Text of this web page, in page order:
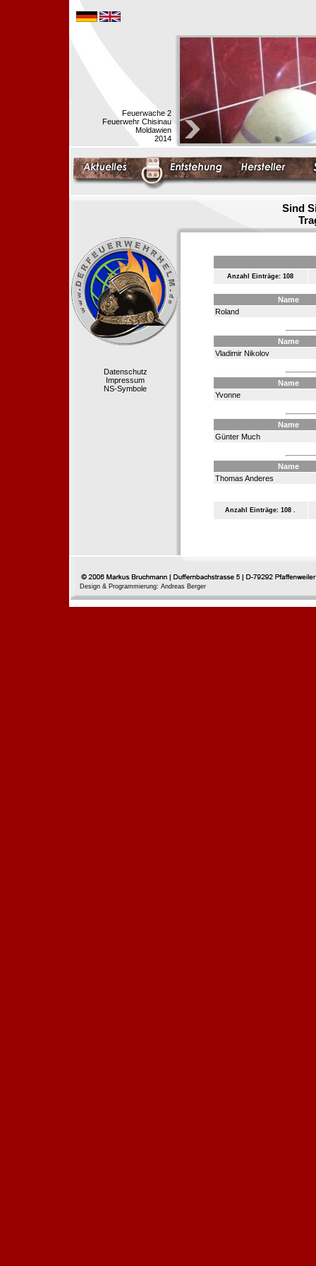
Feuerwache 2
Feuerwehr Chisinau
Moldawien
2014
Sind
Datenschutz
Impressum
NS-Symbole
Anzahl Einträge: 108
Name
Roland
Name
Vladimir Nikolov
Name
Yvonne
Name
Günter Much
Name
Thomas Anderes
Anzahl Einträge: 108 .
Design & Programmierung: Andreas Berger